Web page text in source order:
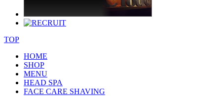
TOP
HOME
SHOP
MENU
HEAD SPA
FACE CARE SHAVING